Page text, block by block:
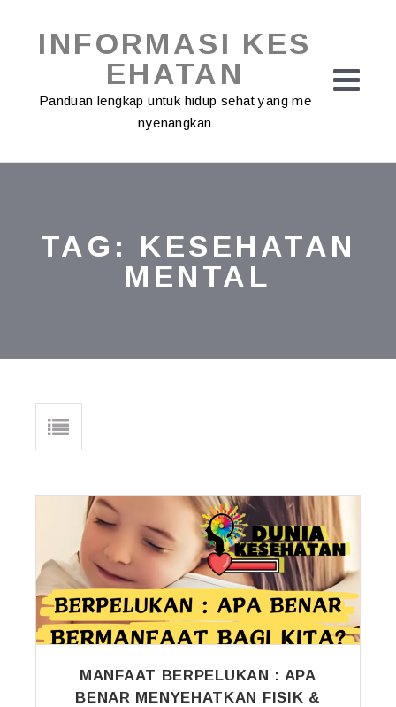
contentINFORMASI KES
EHATAN
Panduan lengkap untuk hidup sehat yang me
nyenangkan
TAG: KESEHATAN
MENTAL
MANFAAT BERPELUKAN : APA
BENAR MENYEHATKAN FISIK &